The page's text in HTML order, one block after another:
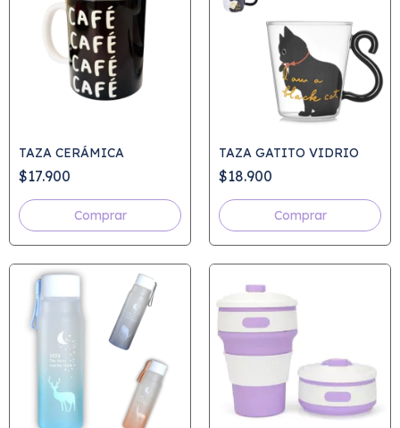
TAZA CERÁMICA
$17.900
Comprar
TAZA GATITO VIDRIO
$18.900
Comprar